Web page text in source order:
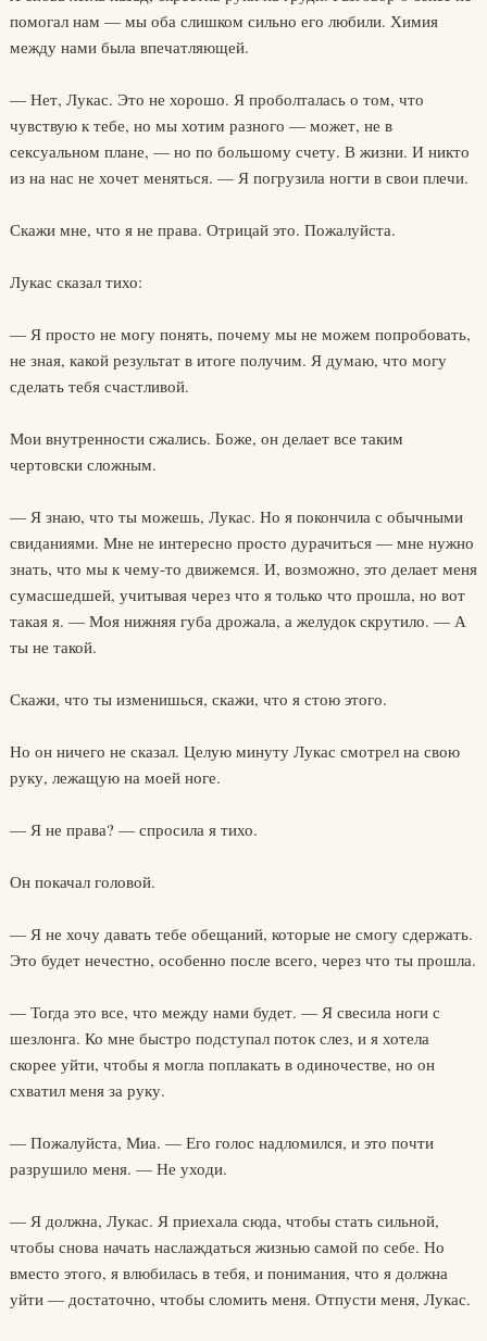
помогал нам — мы оба слишком сильно его любили. Химия
между нами была впечатляющей.
— Нет, Лукас. Это не хорошо. Я проболталась о том, что
чувствую к тебе, но мы хотим разного — может, не в
сексуальном плане, — но по большому счету. В жизни. И никто
из на нас не хочет меняться. — Я погрузила ногти в свои плечи.
Скажи мне, что я не права. Отрицай это. Пожалуйста.
Лукас сказал тихо:
— Я просто не могу понять, почему мы не можем попробовать,
не зная, какой результат в итоге получим. Я думаю, что могу
сделать тебя счастливой.
Мои внутренности сжались. Боже, он делает все таким
чертовски сложным.
— Я знаю, что ты можешь, Лукас. Но я покончила с обычными
свиданиями. Мне не интересно просто дурачиться — мне нужно
знать, что мы к чему-то движемся. И, возможно, это делает меня
сумасшедшей, учитывая через что я только что прошла, но вот
такая я. — Моя нижняя губа дрожала, а желудок скрутило. — А
ты не такой.
Скажи, что ты изменишься, скажи, что я стою этого.
Но он ничего не сказал. Целую минуту Лукас смотрел на свою
руку, лежащую на моей ноге.
— Я не права? — спросила я тихо.
Он покачал головой.
— Я не хочу давать тебе обещаний, которые не смогу сдержать.
Это будет нечестно, особенно после всего, через что ты прошла.
— Тогда это все, что между нами будет. — Я свесила ноги с
шезлонга. Ко мне быстро подступал поток слез, и я хотела
скорее уйти, чтобы я могла поплакать в одиночестве, но он
схватил меня за руку.
— Пожалуйста, Миа. — Его голос надломился, и это почти
разрушило меня. — Не уходи.
— Я должна, Лукас. Я приехала сюда, чтобы стать сильной,
чтобы снова начать наслаждаться жизнью самой по себе. Но
вместо этого, я влюбилась в тебя, и понимания, что я должна
уйти — достаточно, чтобы сломить меня. Отпусти меня, Лукас.